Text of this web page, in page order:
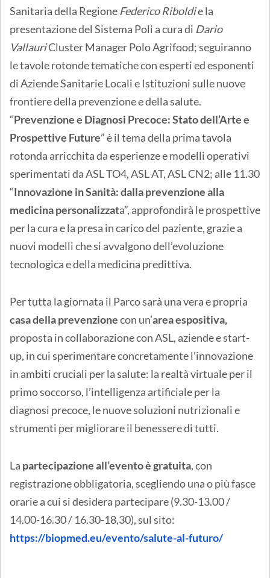
Sanitaria della Regione Federico Riboldie la
presentazione del Sistema Poli a cura di Dario
VallauriCluster Manager Polo Agrifood; seguiranno
le tavole rotonde tematiche con esperti ed esponenti
di Aziende Sanitarie Locali e Istituzioni sulle nuove
frontiere della prevenzione e della salute.
“Prevenzione e Diagnosi Precoce: Stato dell’Arte e
Prospettive Future” è il tema della prima tavola
rotonda arricchita da esperienze e modelli operativi
sperimentati da ASL TO4, ASL AT, ASL CN2; alle 11.30
“Innovazione in Sanità: dalla prevenzione alla
medicina personalizzata”, approfondirà le prospettive
per la cura e la presa in carico del paziente, grazie a
nuovi modelli che si avvalgono dell’evoluzione
tecnologica e della medicina predittiva.
Per tutta la giornata il Parco sarà una vera e propria
casa della prevenzionecon un’area espositiva,
proposta in collaborazione con ASL, aziende e start-
up, in cui sperimentare concretamente l’innovazione
in ambiti cruciali per la salute: la realtà virtuale per il
primo soccorso, l’intelligenza artificiale per la
diagnosi precoce, le nuove soluzioni nutrizionali e
strumenti per migliorare il benessere di tutti.
La partecipazione all’evento è gratuita, con
registrazione obbligatoria, scegliendo una o più fasce
orarie a cui si desidera partecipare (9.30-13.00 /
14.00-16.30 / 16.30-18,30), sul sito:
https://biopmed.eu/evento/salute-al-futuro/